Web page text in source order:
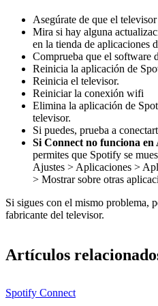
Asegúrate de que el
Mira si hay alguna
en la tienda de aplicaciones
Comprueba que el software
Reinicia la aplicación de
Reinicia el televisor.
Reiniciar la conexión wifi
Elimina la aplicación de
televisor.
Si puedes, prueba a
Si Connect no funciona
permites que Spotify se
Ajustes > Aplicaciones >
> Mostrar sobre otras
Si sigues con el mismo problema,
fabricante del televisor.
Artículos
Spotify Connect